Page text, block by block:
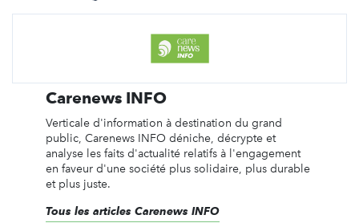
Carenews INFO
Verticale d'information à destination du grand
public, Carenews INFO déniche, décrypte et
analyse les faits d'actualité relatifs à l'engagement
en faveur d'une société plus solidaire, plus durable
et plus juste.
Tous les articles Carenews INFO